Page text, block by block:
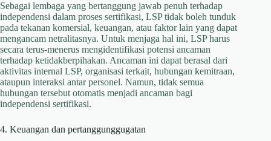
Sebagai lembaga yang bertanggung jawab penuh terhadap
independensi dalam proses sertifikasi, LSP tidak boleh tunduk
pada tekanan komersial, keuangan, atau faktor lain yang dapat
mengancam netralitasnya. Untuk menjaga hal ini, LSP harus
secara terus-menerus mengidentifikasi potensi ancaman
terhadap ketidakberpihakan. Ancaman ini dapat berasal dari
aktivitas internal LSP, organisasi terkait, hubungan kemitraan,
ataupun interaksi antar personel. Namun, tidak semua
hubungan tersebut otomatis menjadi ancaman bagi
independensi sertifikasi.
4. Keuangan dan pertanggunggugatan